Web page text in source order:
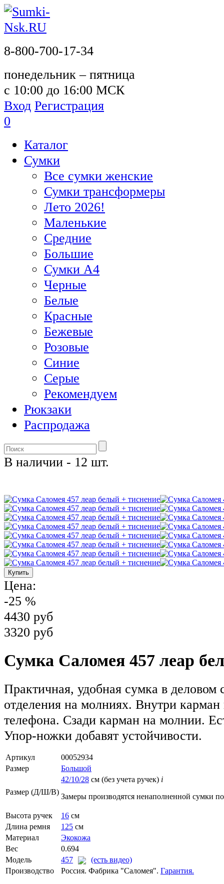
8-800-700-17-34
понедельник – пятница
с 10:00 до 16:00 МСК
Вход Регистрация
0
Каталог
Сумки
Все сумки женские
Сумки трансформеры
Лето 2026!
Маленькие
Средние
Большие
Сумки А4
Черные
Белые
Красные
Бежевые
Розовые
Синие
Серые
Рекомендуем
Рюкзаки
Распродажа
В наличии - 12 шт.
Цена:
-25 %
4430 руб
3320 руб
Сумка Саломея 457 леар
Практичная, удобная сумка в деловом
отделения на молниях. Внутри
телефона. Сзади карман на молнии.
Упор-ножки добавят устойчивости.
Артикул
00052934
Размер
Большой
Размер (Д/Ш/В)
42/10/28 см (без учета ручек) i
Замеры производятся ненаполненной сумки
Высота ручек 16 см
Длина ремня
125 см
Материал
Экокожа
Вес
0.694
Модель
457
(есть видео)
Производство
Россия. Фабрика "Саломея". Гарантия.